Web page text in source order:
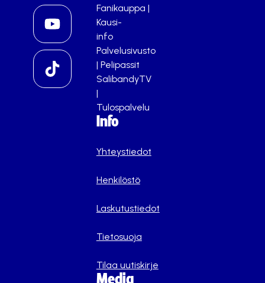
Fanikauppa |
Kausi-
info
Palvelusivusto
| Pelipassit
SalibandyTV
|
Tulospalvelu
Info
Yhteystiedot
Henkilöstö
Laskutustiedot
Tietosuoja
Tilaa uutiskirje
Media